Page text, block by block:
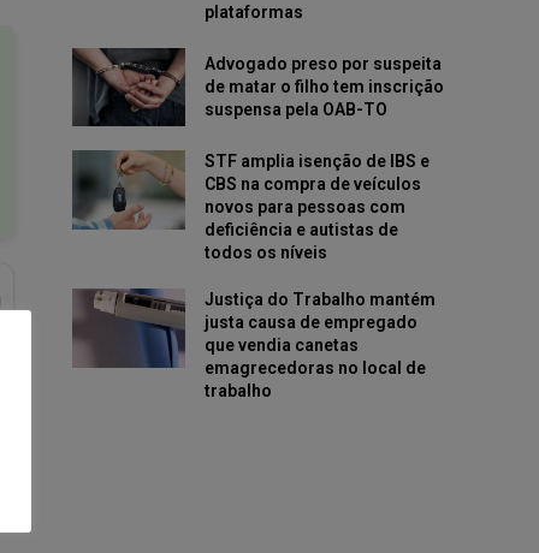
plataformas
Advogado preso por suspeita
de matar o filho tem inscrição
suspensa pela OAB-TO
STF amplia isenção de IBS e
CBS na compra de veículos
novos para pessoas com
deficiência e autistas de
todos os níveis
Justiça do Trabalho mantém
justa causa de empregado
que vendia canetas
emagrecedoras no local de
trabalho